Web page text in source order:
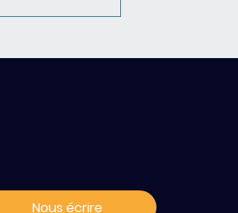
Nous écrire